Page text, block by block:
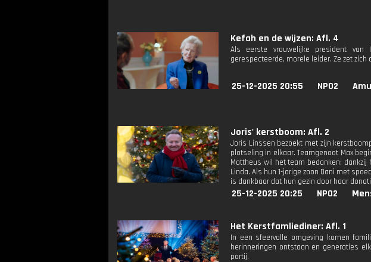
Kefah en de wijzen: Afl. 4
Als eerste vrouwelijke president van
gerespecteerde, morele leider. Ze zet
25-12-2025 20:55 NPO2
Joris' kerstboom: Afl. 2
Joris Linssen bezoekt met zijn
plotseling in elkaar. Teamgenoot Max
Mattheus wil het team bedanken:
Linda. Als hun 1-jarige zoon Dani met
is dankbaar dat hun gezin door haar
25-12-2025 20:25 NPO2
Het Kerstfamliediner: Afl. 1
In een sfeervolle omgeving komen
herinneringen ontstaan en generaties
partij.